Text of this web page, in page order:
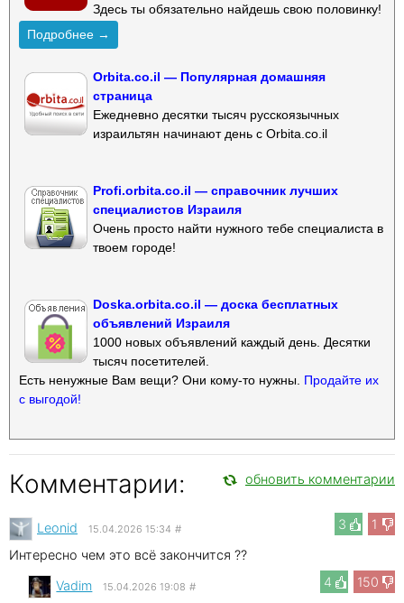
Здесь ты обязательно найдешь свою половинку!
Подробнее →
Orbita.co.il — Популярная домашняя
страница
Ежедневно десятки тысяч русскоязычных
израильтян начинают день с Orbita.co.il
Profi.orbita.co.il — справочник лучших
специалистов Израиля
Очень просто найти нужного тебе специалиста в
твоем городе!
Doska.orbita.co.il — доска бесплатных
объявлений Израиля
1000 новых объявлений каждый день. Десятки
тысяч посетителей.
Есть ненужные Вам вещи? Они кому-то нужны. Продайте их
с выгодой!
Комментарии: обновить комментарии
3 1
Leonid 15.04.2026 15:34 #
Интересно чем это всё закончится ??
4
150
Vadim 15.04.2026 19:08 #